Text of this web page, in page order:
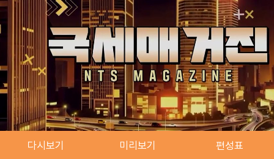
다시보기 미리보기 편성표